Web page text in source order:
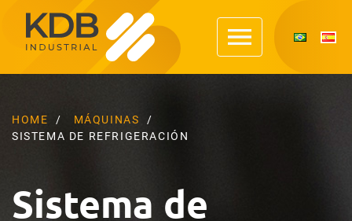
HOME
MÁQUINAS
SISTEMA DE REFRIGERACIÓN
Sistema de